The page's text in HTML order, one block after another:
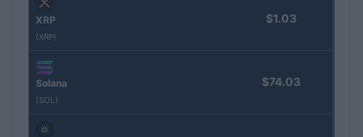
XRP
(XRP)
$1.03
Solana
(SOL)
$74.03